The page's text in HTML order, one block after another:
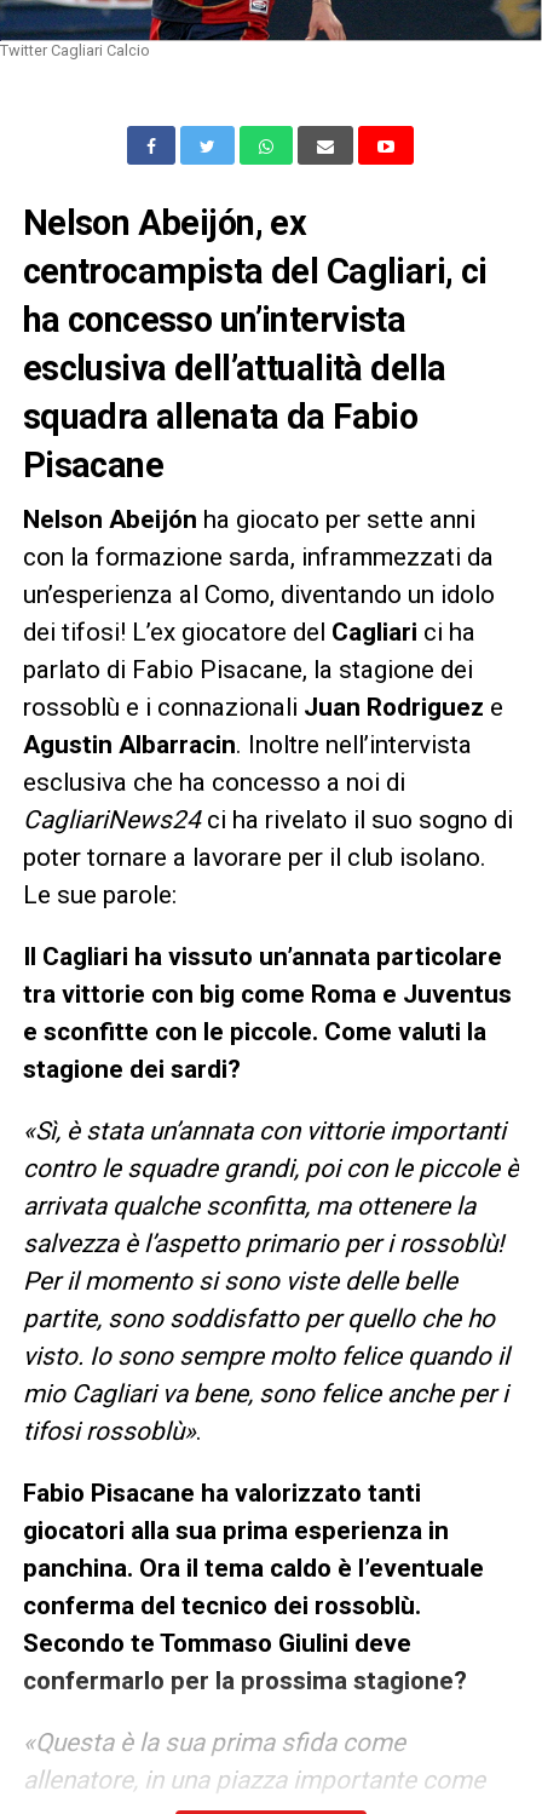
Twitter Cagliari Calcio
Nelson Abeijón, ex
centrocampista del Cagliari, ci
ha concesso un’intervista
esclusiva dell’attualità della
squadra allenata da Fabio
Pisacane
Nelson Abeijón ha giocato per sette anni
con la formazione sarda, inframmezzati da
un’esperienza al Como, diventando un idolo
dei tifosi! L’ex giocatore del Cagliari ci ha
parlato di Fabio Pisacane, la stagione dei
rossoblù e i connazionali Juan Rodriguez e
Agustin Albarracin. Inoltre nell’intervista
esclusiva che ha concesso a noi di
CagliariNews24 ci ha rivelato il suo sogno di
poter tornare a lavorare per il club isolano.
Le sue parole:
Il Cagliari ha vissuto un’annata particolare
tra vittorie con big come Roma e Juventus
e sconfitte con le piccole. Come valuti la
stagione dei sardi?
«Sì, è stata un’annata con vittorie importanti
contro le squadre grandi, poi con le piccole è
arrivata qualche sconfitta, ma ottenere la
salvezza è l’aspetto primario per i rossoblù!
Per il momento si sono viste delle belle
partite, sono soddisfatto per quello che ho
visto. Io sono sempre molto felice quando il
mio Cagliari va bene, sono felice anche per i
tifosi rossoblù».
Fabio Pisacane ha valorizzato tanti
giocatori alla sua prima esperienza in
panchina. Ora il tema caldo è l’eventuale
conferma del tecnico dei rossoblù.
Secondo te Tommaso Giulini deve
confermarlo per la prossima stagione?
«Questa è la sua prima sfida come
allenatore, in una piazza importante come